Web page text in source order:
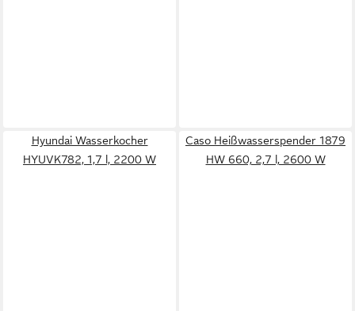
Hyundai Wasserkocher
HYUVK782, 1,7 l, 2200 W
Caso Heißwasserspender 1879
HW 660, 2,7 l, 2600 W